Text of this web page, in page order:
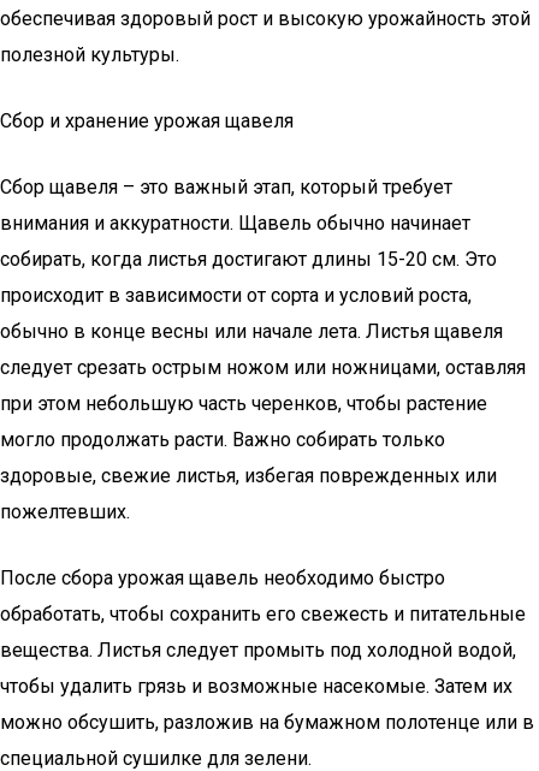
обеспечивая здоровый рост и высокую урожайность этой
полезной культуры.
Сбор и хранение урожая щавеля
Сбор щавеля – это важный этап, который требует
внимания и аккуратности. Щавель обычно начинает
собирать, когда листья достигают длины 15-20 см. Это
происходит в зависимости от сорта и условий роста,
обычно в конце весны или начале лета. Листья щавеля
следует срезать острым ножом или ножницами, оставляя
при этом небольшую часть черенков, чтобы растение
могло продолжать расти. Важно собирать только
здоровые, свежие листья, избегая поврежденных или
пожелтевших.
После сбора урожая щавель необходимо быстро
обработать, чтобы сохранить его свежесть и питательные
вещества. Листья следует промыть под холодной водой,
чтобы удалить грязь и возможные насекомые. Затем их
можно обсушить, разложив на бумажном полотенце или в
специальной сушилке для зелени.